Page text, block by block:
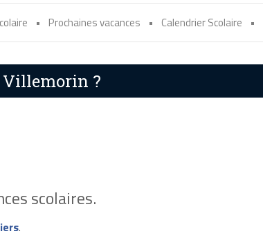
• Prochaines vacances • Calendrier Scolaire •
Villemorin ?
scolaires.
.